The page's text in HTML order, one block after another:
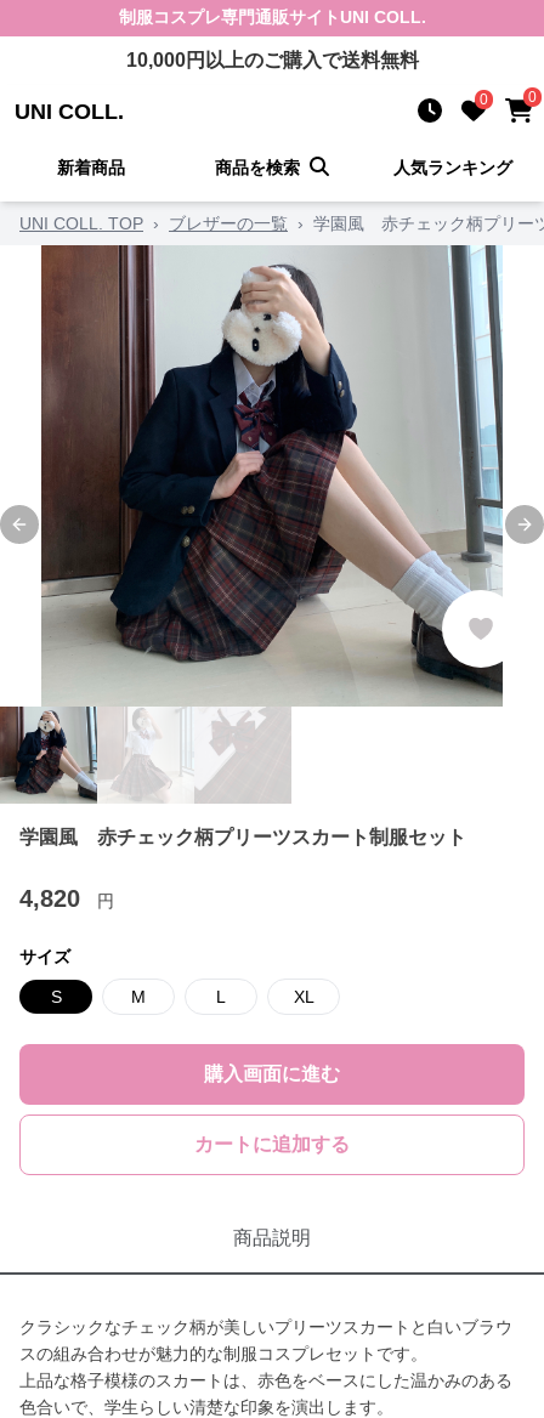
制服コスプレ専門通販サイト UNI COLL.
10,000円以上のご購入で送料無料
UNI COLL. 0 0
新着商品 商品を検索 人気ランキング
UNI COLL. TOP › ブレザーの一覧 › 学園風 赤チェック柄プリー
Previous slide
学園風 赤チェック柄プリーツスカート制服セット
4,820 円
サイズ
S M L XL
購入画面に進む
カートに追加する
商品説明
クラシックなチェック柄が美しいプリーツスカートと白いブラウ
スの組み合わせが魅力的な制服コスプレセットです。
上品な格子模様のスカートは、赤色をベースにした温かみのある
色合いで、学生らしい清楚な印象を演出します。